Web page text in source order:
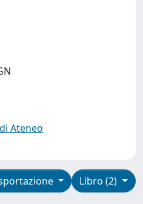
Ateneo
Libro (2)